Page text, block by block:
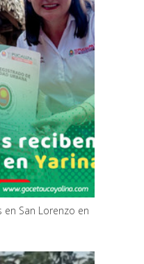
San Lorenzo en